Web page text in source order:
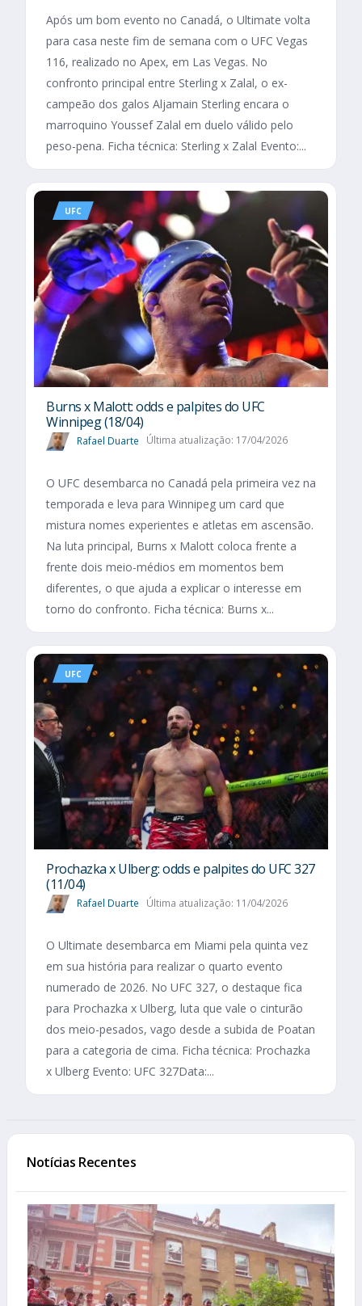
Após um bom evento no Canadá, o Ultimate volta
para casa neste fim de semana com o UFC Vegas
116, realizado no Apex, em Las Vegas. No
confronto principal entre Sterling x Zalal, o ex-
campeão dos galos Aljamain Sterling encara o
marroquino Youssef Zalal em duelo válido pelo
peso-pena. Ficha técnica: Sterling x Zalal Evento:...
UFC
Burns x Malott: odds e palpites do UFC
Winnipeg (18/04)
Rafael Duarte Última atualização: 17/04/2026
O UFC desembarca no Canadá pela primeira vez na
temporada e leva para Winnipeg um card que
mistura nomes experientes e atletas em ascensão.
Na luta principal, Burns x Malott coloca frente a
frente dois meio-médios em momentos bem
diferentes, o que ajuda a explicar o interesse em
torno do confronto. Ficha técnica: Burns x...
UFC
Prochazka x Ulberg: odds e palpites do UFC 327
(11/04)
Rafael Duarte Última atualização: 11/04/2026
O Ultimate desembarca em Miami pela quinta vez
em sua história para realizar o quarto evento
numerado de 2026. No UFC 327, o destaque fica
para Prochazka x Ulberg, luta que vale o cinturão
dos meio-pesados, vago desde a subida de Poatan
para a categoria de cima. Ficha técnica: Prochazka
x Ulberg Evento: UFC 327Data:...
Notícias Recentes